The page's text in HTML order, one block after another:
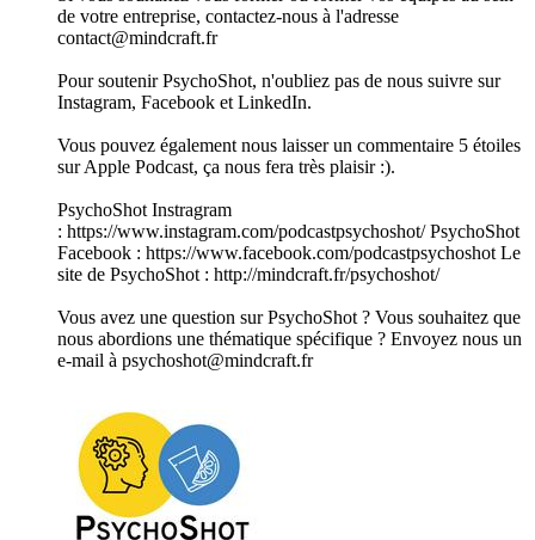
de votre entreprise, contactez-nous à l'adresse
contact@mindcraft.fr
Pour soutenir PsychoShot, n'oubliez pas de nous suivre sur
Instagram, Facebook et LinkedIn.
Vous pouvez également nous laisser un commentaire 5 étoiles
sur Apple Podcast, ça nous fera très plaisir :).
PsychoShot Instragram
:⁠ https://www.instagram.com/podcastpsychoshot/⁠ PsychoShot
Facebook :⁠ https://www.facebook.com/podcastpsychoshot⁠ Le
site de PsychoShot :⁠ http://mindcraft.fr/psychoshot/⁠
Vous avez une question sur PsychoShot ? Vous souhaitez que
nous abordions une thématique spécifique ? Envoyez nous un
e-mail à psychoshot@mindcraft.fr